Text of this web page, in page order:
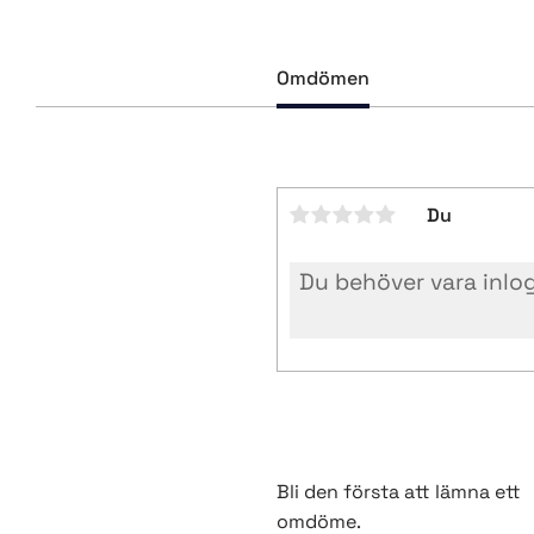
Omdömen
Du
Bli den första att lämna ett
omdöme.